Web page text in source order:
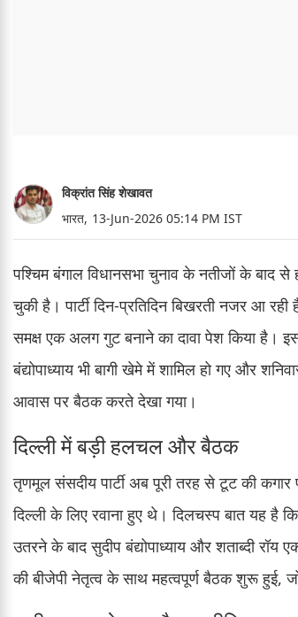
विक्रांत सिंह शेखावत
भारत, 13-Jun-2026 05:14 PM IST
पश्चिम बंगाल विधानसभा चुनाव के नतीजों के
चुकी है। पार्टी दिन-प्रतिदिन बिखरती नजर आ
समक्ष एक अलग गुट बनाने का दावा पेश किया है।
बंद्योपाध्याय भी बागी खेमे में शामिल हो गए और
आवास पर बैठक करते देखा गया।
दिल्ली में बड़ी हलचल और बैठक
तृणमूल संसदीय पार्टी अब पूरी तरह से टूट की कगार
दिल्ली के लिए रवाना हुए थे। दिलचस्प बात यह है
उतरने के बाद सुदीप बंद्योपाध्याय और शताब्दी
की बीजेपी नेतृत्व के साथ महत्वपूर्ण बैठक शुरू